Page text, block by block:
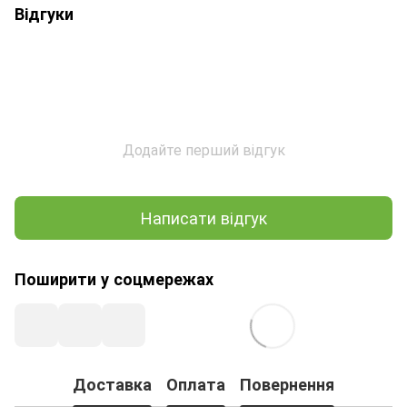
Відгуки
Додайте перший відгук
Написати відгук
Поширити у соцмережах
Доставка Оплата Повернення